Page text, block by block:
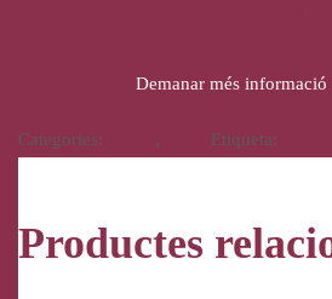
Demanar més informació
Categories: , Etiqueta:
Productes